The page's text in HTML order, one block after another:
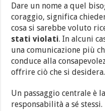
Dare un nome a quel
coraggio, significa
cosa si sarebbe voluto
stati violati. In alcuni
una comunicazione più
conduce alla
offrire ciò che si desidera.
Un passaggio centrale è
responsabilità a sé